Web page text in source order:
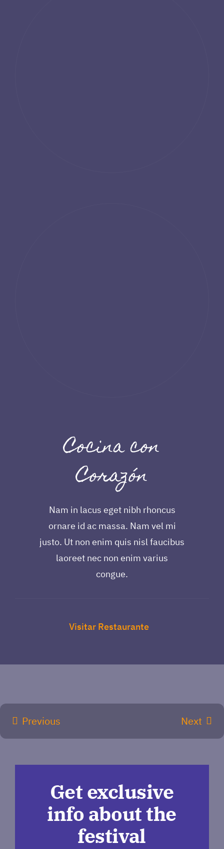
Cocina con
Corazón
Nam in lacus eget nibh rhoncus
ornare id ac massa. Nam vel mi
justo. Ut non enim quis nisl faucibus
laoreet nec non enim varius
congue.
Visitar Restaurante
Previous Next
Get exclusive
info about the
festival